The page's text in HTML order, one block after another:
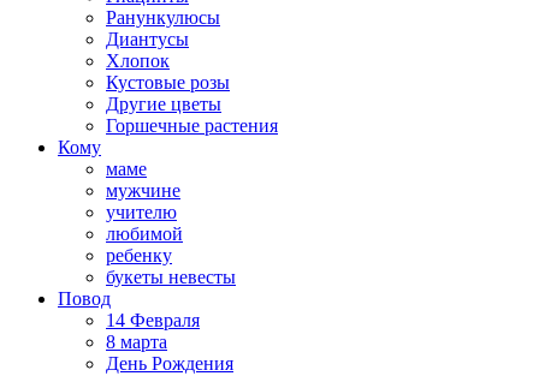
Ранункулюсы
Диантусы
Хлопок
Кустовые розы
Другие цветы
Горшечные растения
Кому
маме
мужчине
учителю
любимой
ребенку
букеты невесты
Повод
14 Февраля
8 марта
День Рождения